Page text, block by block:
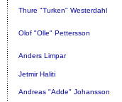
Thure "Turken" Westerdahl
Olof "Olle" Pettersson
Anders Limpar
Jetmir Haliti
Andreas "Adde" Johansson